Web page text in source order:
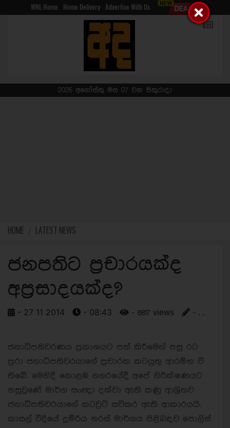
WNL Home Home Delivery Advertise With Us
2026 අගෝස්තු මස 07 වන සිකුරාදා
HOME LATEST NEWS
ජනපතිට ප්‍රචාරයක්ද
අප්‍රසාදයක්ද?
- 27 11 2014 - 08:43 - 6817 views - . .
ජනාධිපතිවරණය ප්‍රකාශයට පත් කිරීමෙන් පසු රට
පුරා ජනාධිපතිවරයාගේ ප්‍රචාරක කටයුතු ආරම්භ වී
තිබේ. මෙහිදී කොළඹ නගරයේදී අපේ නිරීක්ෂණයට
හසුවුණේ මාර්ග සංඥා දක්වා ඇති කණු ආශ්‍රිතව
ජනාධිපතිවරයාගේ කටවුට් සවිකර ඇති ආකාරයයි.
කාසල් වීදියේ දුම්රිය හරස් මාර්ගය පිළිබඳව පොලිස්